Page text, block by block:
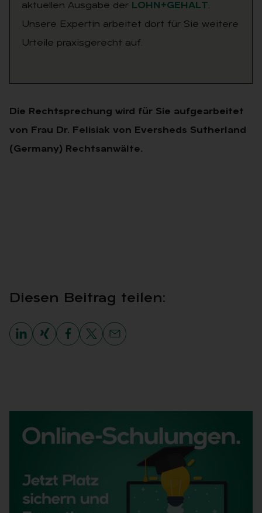
aktuellen Ausgabe der LOHN+GEHALT.
Unsere Expertin arbeitet dort für Sie weitere
Urteile praxisgerecht auf.
Die Rechtsprechung wird für Sie aufgearbeitet
von Frau Dr. Felisiak von Eversheds Sutherland
(Germany) Rechtsanwälte.
Die­sen Bei­trag tei­len: